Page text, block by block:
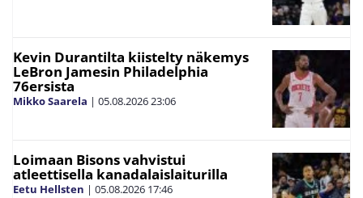
Kevin Durantilta kiistelty näkemys
LeBron Jamesin Philadelphia
76ersista
Mikko Saarela | 05.08.202623:06
Loimaan Bisons vahvistui
atleettisella kanadalaislaiturilla
Eetu Hellsten | 05.08.2026 17:46